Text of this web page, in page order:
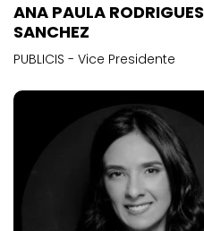
ANA PAULA RODRIGUES
SANCHEZ
PUBLICIS - Vice Presidente